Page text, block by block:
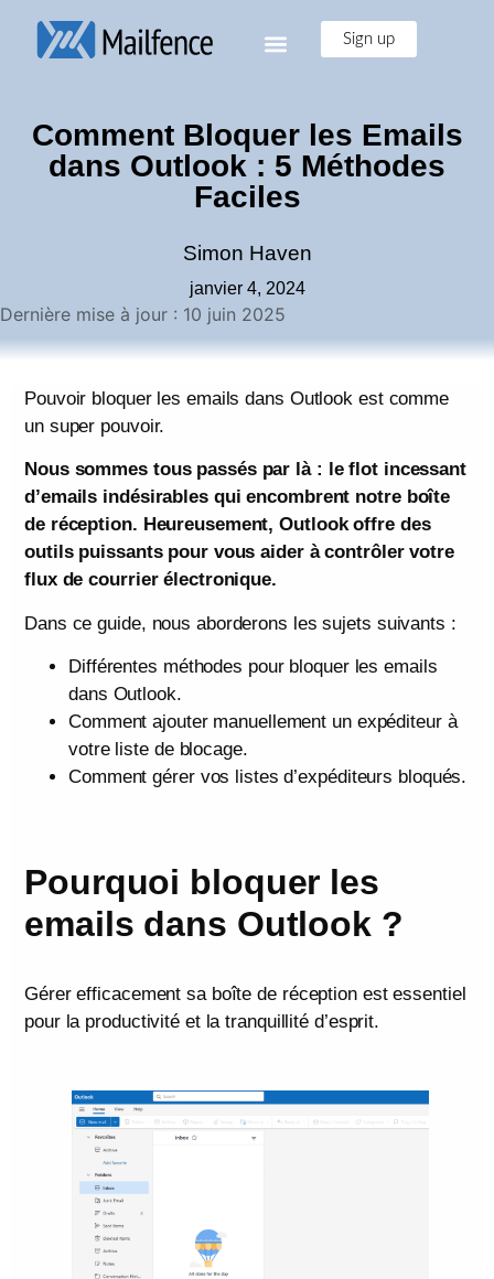
Sign up
Comment Bloquer les Emails
dans Outlook : 5 Méthodes
Faciles
Simon Haven
janvier 4, 2024
Dernière mise à jour : 10 juin 2025
Pouvoir bloquer les emails dans Outlook est comme
un super pouvoir.
Nous sommes tous passés par là : le flot incessant
d’emails indésirables qui encombrent notre boîte
de réception. Heureusement, Outlook offre des
outils puissants pour vous aider à contrôler votre
flux de courrier électronique.
Dans ce guide, nous aborderons les sujets suivants :
Différentes méthodes pour bloquer les emails
dans Outlook.
Comment ajouter manuellement un expéditeur à
votre liste de blocage.
Comment gérer vos listes d’expéditeurs bloqués.
Pourquoi bloquer les
emails dans Outlook ?
Gérer efficacement sa boîte de réception est essentiel
pour la productivité et la tranquillité d’esprit.